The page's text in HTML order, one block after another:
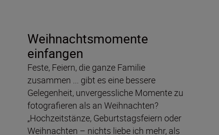
Weihnachtsmomente
einfangen
Feste, Feiern, die ganze Familie
zusammen ... gibt es eine bessere
Gelegenheit, unvergessliche Momente zu
fotografieren als an Weihnachten?
„Hochzeitstänze, Geburtstagsfeiern oder
Weihnachten – nichts liebe ich mehr, als